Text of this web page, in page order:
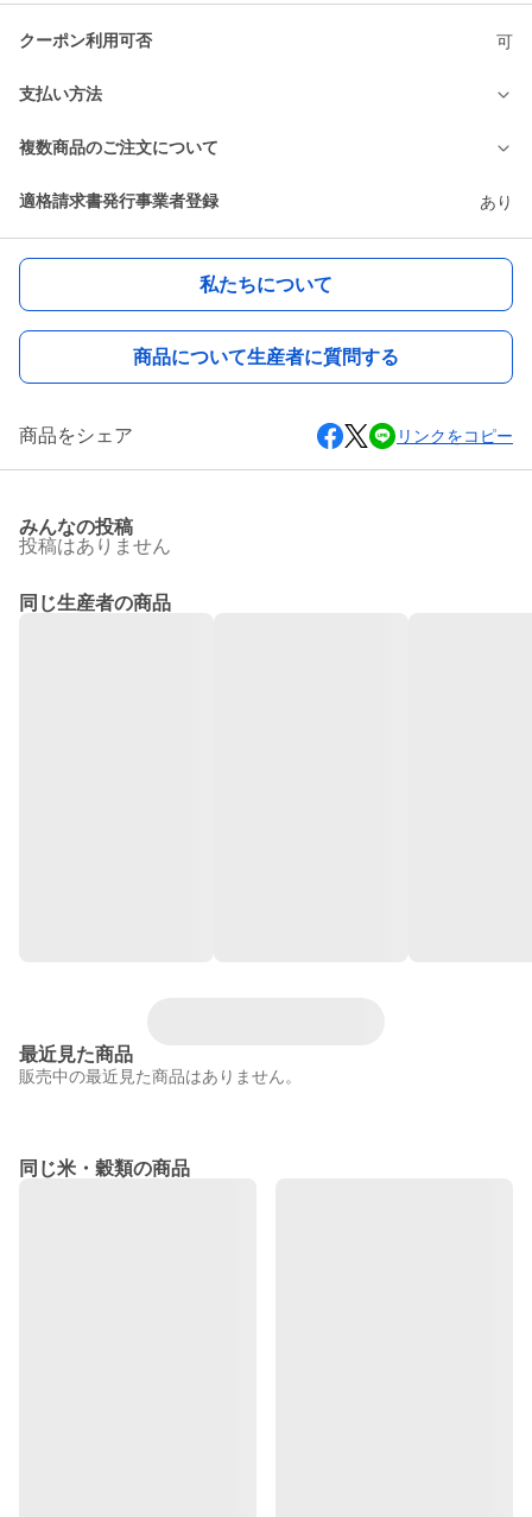
クーポン利用可否 可
支払い方法
複数商品のご注文について
適格請求書発行事業者登録 あり
私たちについて
商品について生産者に質問する
商品をシェア リンクをコピー
みんなの投稿
投稿はありません
同じ生産者の商品
最近見た商品
販売中の最近見た商品はありません。
同じ米・穀類の商品